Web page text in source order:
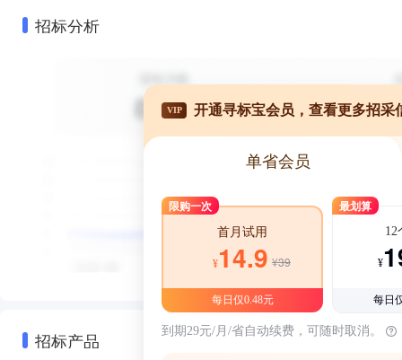
招标分析
招标产品
VIP 开通寻标宝会员，查看更多招采
单省会员
限购一次
首月试用
¥14.9 ¥39
每日仅0.48元
最划算
12
¥
每日
到期29元/月/省自动续费，可随时取消。